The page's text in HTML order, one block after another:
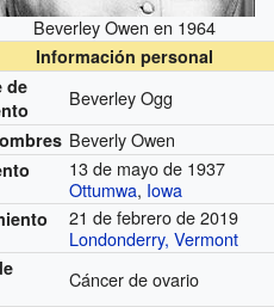
Beverley Owen en 1964
Información personal
de
Beverley Ogg
Beverly Owen
13 de mayo de 1937
Ottumwa, Iowa
21 de febrero de 2019
Londonderry, Vermont
Cáncer de ovario